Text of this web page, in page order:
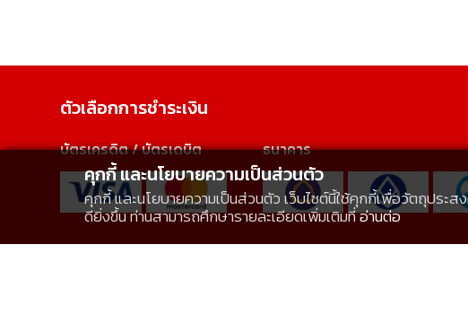
ตัวเลือกการชำระเงิน
บัตรเครดิต / บัตรเดบิต ธนาคาร
คุกกี้ และนโยบายความเป็นส่วนตัว
คุกกี้ และนโยบายความเป็นส่วนตัว เว็บไซต์นี้ใช้คุกกี้เพื่อวัตถุปร
ดียิ่งขึ้น ท่านสามารถศึกษารายละเอียดเพิ่มเติมที่อ่านต่อ